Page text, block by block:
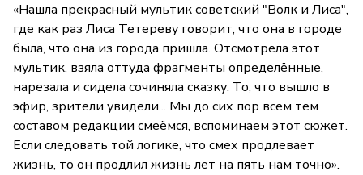
«Нашла прекрасный мультик советский "Волк и Лиса",
где как раз Лиса Тетереву говорит, что она в городе
была, что она из города пришла. Отсмотрела этот
мультик, взяла оттуда фрагменты определённые,
нарезала и сидела сочиняла сказку. То, что вышло в
эфир, зрители увидели... Мы до сих пор всем тем
составом редакции смеёмся, вспоминаем этот сюжет.
Если следовать той логике, что смех продлевает
жизнь, то он продлил жизнь лет на пять нам точно».